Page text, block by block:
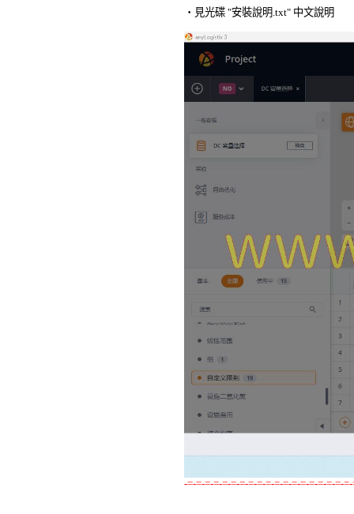
‧見光碟 "安裝說明.txt" 中文說明
-=-=-=-=-=-=-=-=-=-=-=-=-=-=-=-=-=-=-